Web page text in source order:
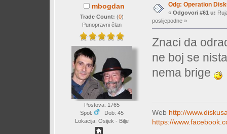
mbogdan
Trade Count: (0)
Punopravni član
Postova: 1765
Spol:
Dob: 45
Lokacija: Osijek - Bilje
Odg: Operation
« Odgovori #61 u:
poslijepodne »
Znaci da
ne boj se
nema brige
Web http://
https://